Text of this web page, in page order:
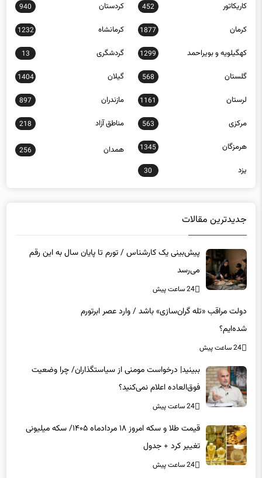
کاریکاتور 452 کردستان 940
کرمان 1877 کرمانشاه 1232
کهگیلویه و بویراحمد 1299 گردشگری 13
گلستان 568 گیلان 1404
لرستان 1161 مازندران 897
مرکزی 563 مناطق آزاد 218
هرمزگان 1345 همدان 256
یزد 30
جدیدترین مقالات
پیش‌بینی یک کارشناس / تورم تا پایان سال به این رقم
می‌رسد
24 ساعت پیش
دولت مراقب «تله گران‌سازی» باشد / وارد عصر ابرتورم
شده‌ایم؟
24 ساعت پیش
ببینید| درخواست مومنی از سیاستگذاران/ چرا وضعیت
فوق‌العاده اعلام نمی‌کنید؟
24 ساعت پیش
قیمت طلا و سکه امروز ۱۸ مردادماه ۱۴۰۵/ سکه میلیونی
تغییر کرد + جدول
24 ساعت پیش